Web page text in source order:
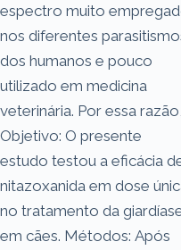
espectro muito
nos diferentes
dos humanos e pouco
utilizado em medicina
veterinária. Por essa razão,
Objetivo: O presente
estudo testou a eficácia
nitazoxanida em dose
no tratamento da
em cães. Métodos: Após